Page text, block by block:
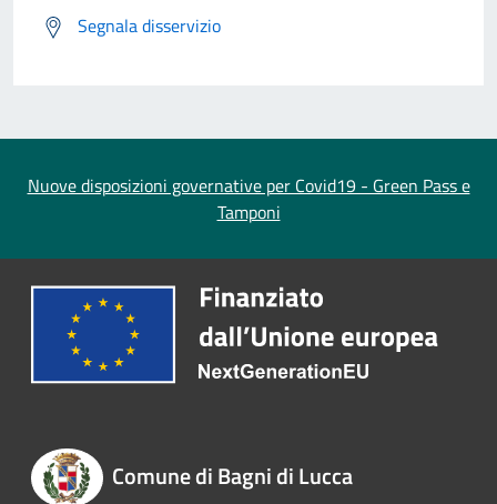
Segnala disservizio
Nuove disposizioni governative per Covid19 - Green Pass e
Tamponi
Comune di Bagni di Lucca